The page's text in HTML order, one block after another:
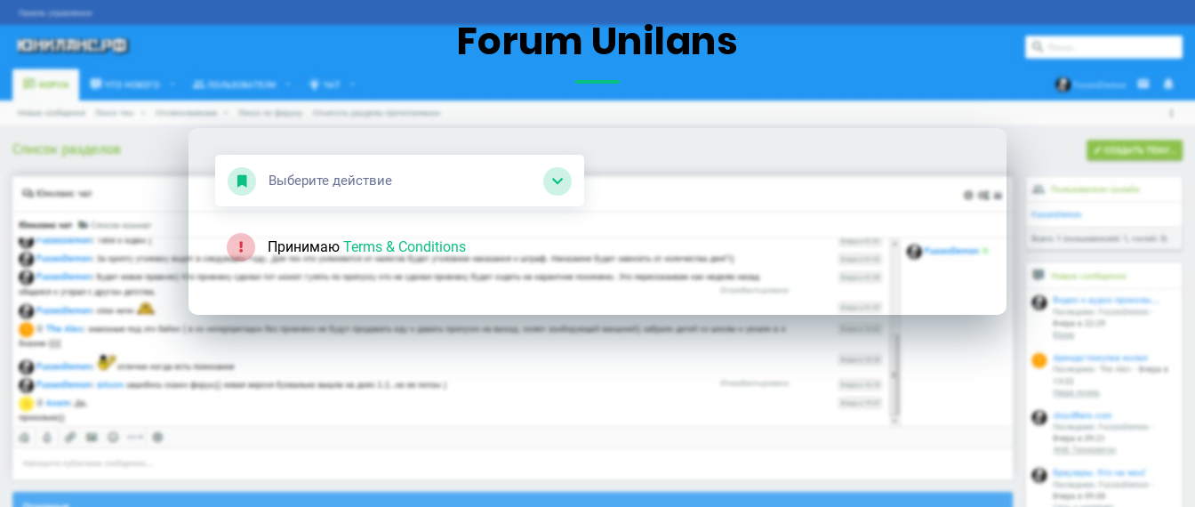
Forum Unilans
Выберите действие
Принимаю Terms & Conditions